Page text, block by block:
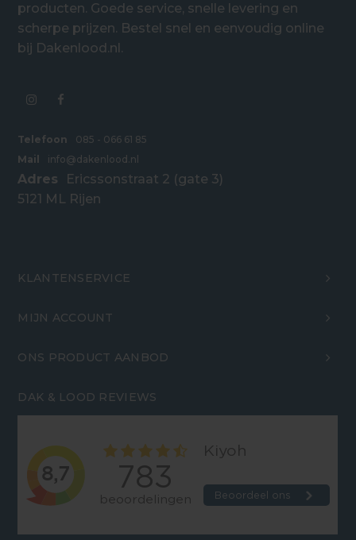
producten. Goede service, snelle levering en
scherpe prijzen. Bestel snel en eenvoudig online
bij Dakenlood.nl.
Telefoon
085 - 066 61 85
Mail
info@dakenlood.nl
Adres
Ericssonstraat 2 (gate 3)
5121 ML Rijen
KLANTENSERVICE
MIJN ACCOUNT
ONS PRODUCT AANBOD
DAK & LOOD REVIEWS